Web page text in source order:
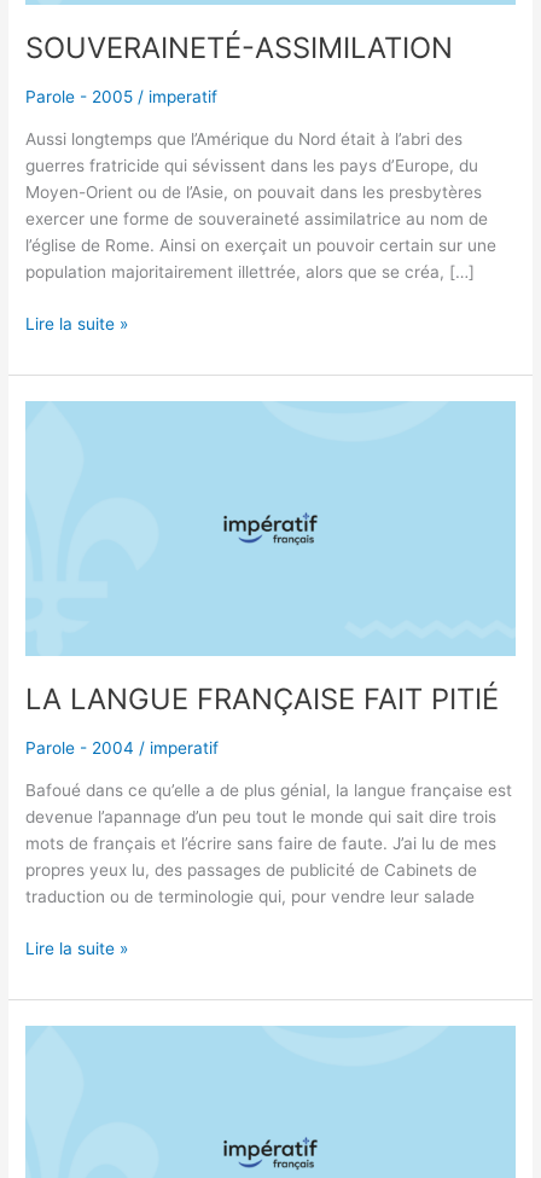
SOUVERAINETÉ-ASSIMILATION
Parole - 2005 / imperatif
Aussi longtemps que l’Amérique du Nord était à l’abri des
guerres fratricide qui sévissent dans les pays d’Europe, du
Moyen-Orient ou de l’Asie, on pouvait dans les presbytères
exercer une forme de souveraineté assimilatrice au nom de
l’église de Rome. Ainsi on exerçait un pouvoir certain sur une
population majoritairement illettrée, alors que se créa, […]
Lire la suite »
LA LANGUE FRANÇAISE FAIT PITIÉ
Parole - 2004 / imperatif
Bafoué dans ce qu’elle a de plus génial, la langue française est
devenue l’apannage d’un peu tout le monde qui sait dire trois
mots de français et l’écrire sans faire de faute. J’ai lu de mes
propres yeux lu, des passages de publicité de Cabinets de
traduction ou de terminologie qui, pour vendre leur salade
Lire la suite »